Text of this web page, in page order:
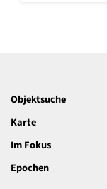
Jugendstil
Historismus
Klassizismus
Barock
Renaissance
Objektsuche
Karte
Im Fokus
Epochen